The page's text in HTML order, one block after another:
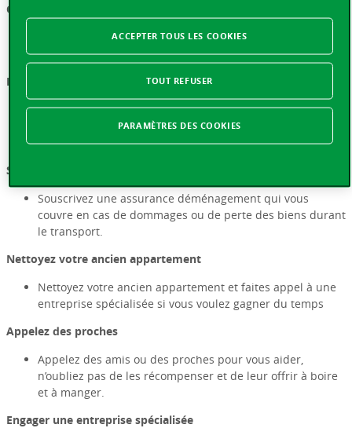
Organisez vos cartons
Organisez vos cartons, en les numérotant, avec des
étiquettes pour chaque pièce et type d’affaires.
Prenez un jour de congé
Une fois la date du déménagement fixée, prenez un jour
de congé. Chaque employeur est tenu de vous offrir un
jour de congé, voire plus à certaines conditions.
Souscrivez une assurance déménagement
Souscrivez une assurance déménagement qui vous
couvre en cas de dommages ou de perte des biens durant
le transport.
Nettoyez votre ancien appartement
Nettoyez votre ancien appartement et faites appel à une
entreprise spécialisée si vous voulez gagner du temps
Appelez des proches
Appelez des amis ou des proches pour vous aider,
n’oubliez pas de les récompenser et de leur offrir à boire
et à manger.
Engager une entreprise spécialisée
TOUT REFUSER
ACCEPTER TOUS LES COOKIES
PARAMÈTRES DES COOKIES